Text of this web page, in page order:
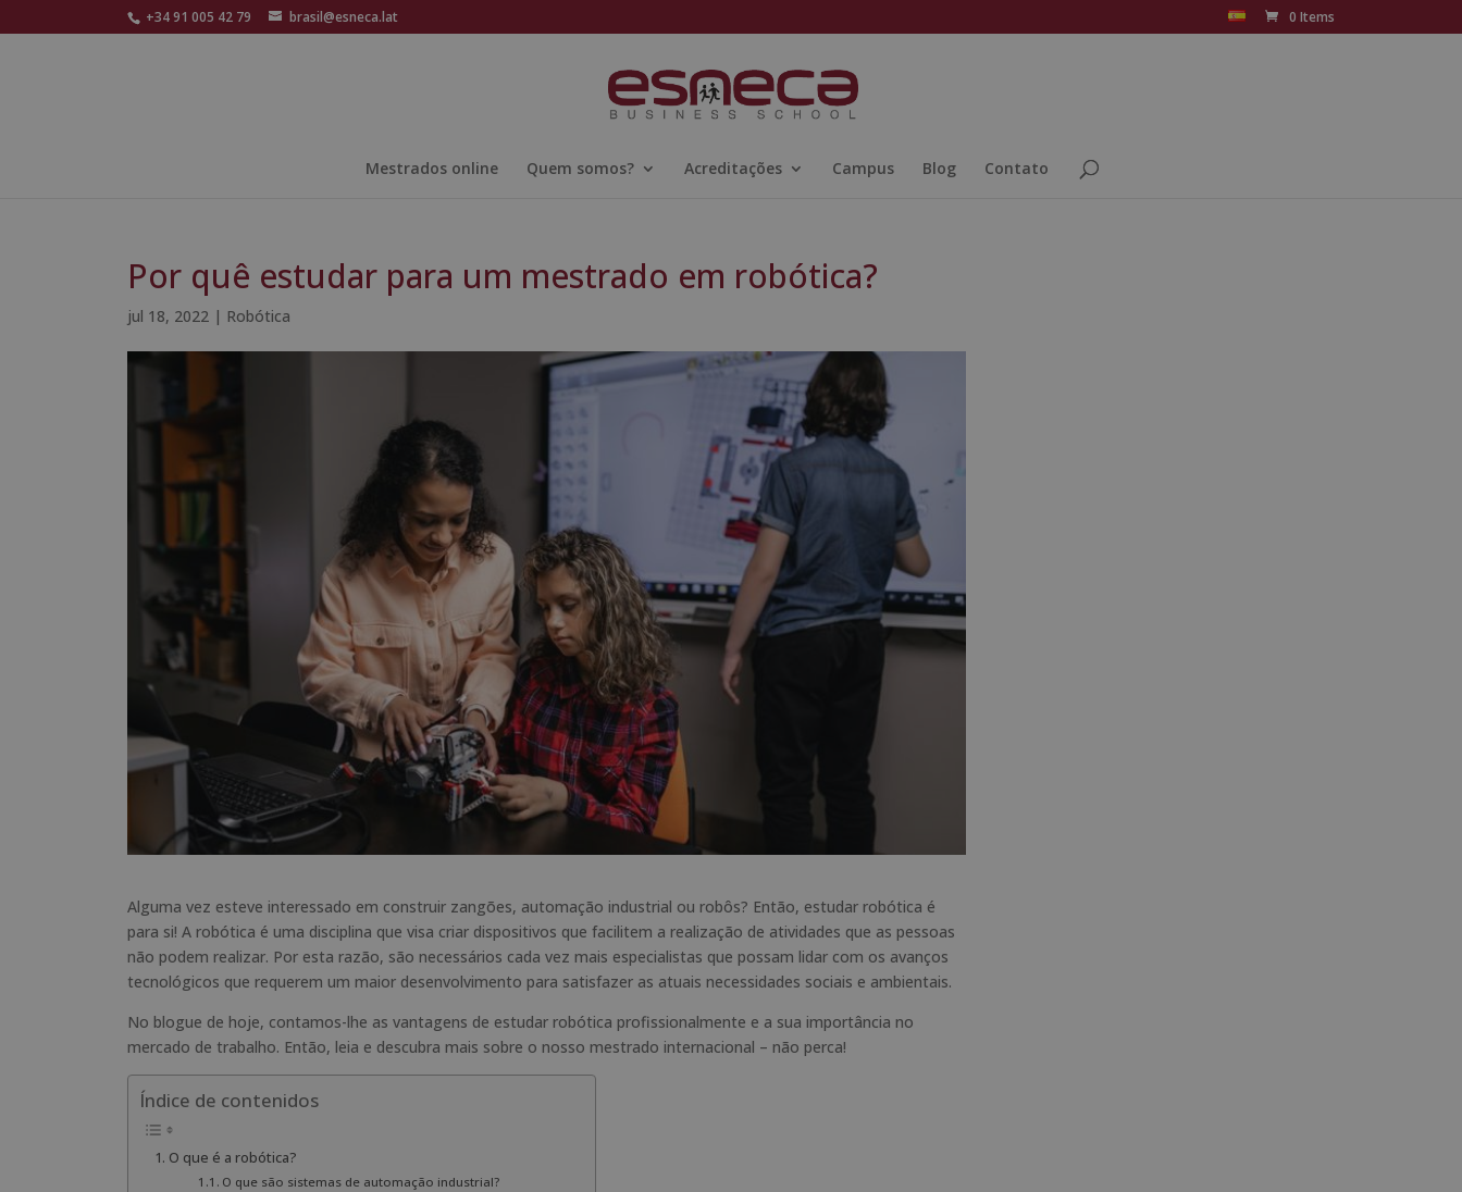
+34 91 005 42 79 brasil@esneca.lat 0 Items
Mestrados online Quem somos? Acreditações Campus Blog Contato
Por quê estudar para um mestrado em robótica?
jul 18, 2022 | Robótica
Alguma vez esteve interessado em construir zangões, automação industrial ou robôs? Então, estudar robótica é
para si! A robótica é uma disciplina que visa criar dispositivos que facilitem a realização de atividades que as pessoas
não podem realizar. Por esta razão, são necessários cada vez mais especialistas que possam lidar com os avanços
tecnológicos que requerem um maior desenvolvimento para satisfazer as atuais necessidades sociais e ambientais.
No blogue de hoje, contamos-lhe as vantagens de estudar robótica profissionalmente e a sua importância no
mercado de trabalho. Então, leia e descubra mais sobre o nosso mestrado internacional – não perca!
Índice de contenidos
O que é a robótica?
O que são sistemas de automação industrial?